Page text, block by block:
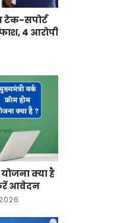
टेक-सपोर्ट
4 आरोपी
क्या है
आवेदन